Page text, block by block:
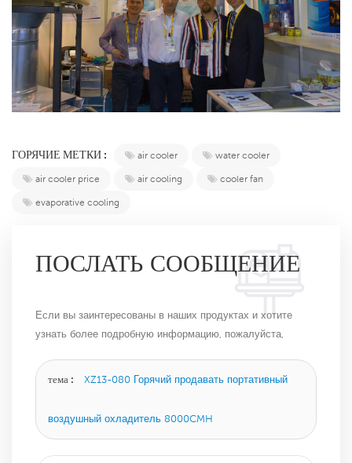
ГОРЯЧИЕ МЕТКИ : air cooler
water cooler
air cooler price
air cooling
cooler fan
evaporative cooling
ПОСЛАТЬ СООБЩЕНИЕ
Если вы заинтересованы в наших продуктах и ​​хотите
узнать более подробную информацию, пожалуйста,
только сможем.
тема : XZ13-080 Горячий продавать портативный
воздушный охладитель 8000CMH